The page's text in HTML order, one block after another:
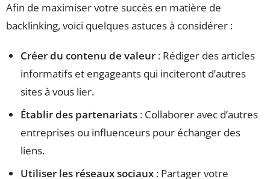
Afin de maximiser votre succès en matière de
backlinking, voici quelques astuces à considérer :
Créer du contenu de valeur : Rédiger des articles
informatifs et engageants qui inciteront d’autres
sites à vous lier.
Établir des partenariats : Collaborer avec d’autres
entreprises ou influenceurs pour échanger des
liens.
Utiliser les réseaux sociaux : Partager votre